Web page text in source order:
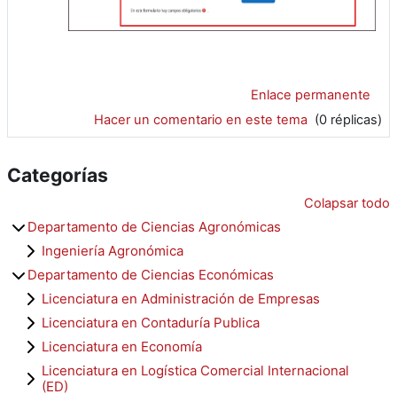
Enlace permanente
Hacer un comentario en este tema (0 réplicas)
Categorías
Colapsar todo
Departamento de Ciencias Agronómicas
Ingeniería Agronómica
Departamento de Ciencias Económicas
Licenciatura en Administración de Empresas
Licenciatura en Contaduría Publica
Licenciatura en Economía
Licenciatura en Logística Comercial Internacional
(ED)